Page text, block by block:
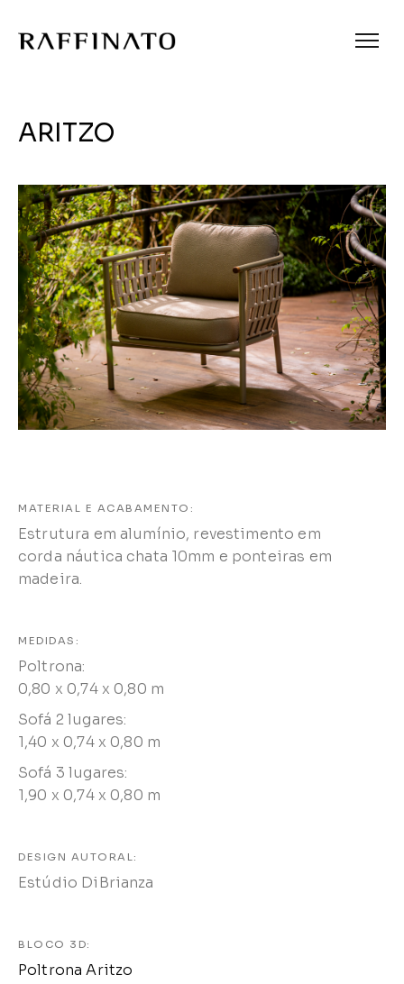
ARITZO
MATERIAL E ACABAMENTO:
Estrutura em alumínio, revestimento em
corda náutica chata 10mm e ponteiras em
madeira.
MEDIDAS:
Poltrona:
0,80 x 0,74 x 0,80 m
Sofá 2 lugares:
1,40 x 0,74 x 0,80 m
Sofá 3 lugares:
1,90 x 0,74 x 0,80 m
DESIGN AUTORAL:
Estúdio DiBrianza
BLOCO 3D:
Poltrona Aritzo